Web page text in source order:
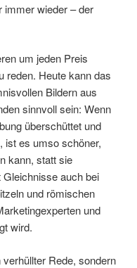
immer wieder – der
um jeden Preis
reden. Heute kann das
Bildern aus
sinnvoll sein: Wenn
überschüttet und
ist es umso schöner,
kann, statt sie
auch bei
und römischen
und
wird.
Rede, sondern